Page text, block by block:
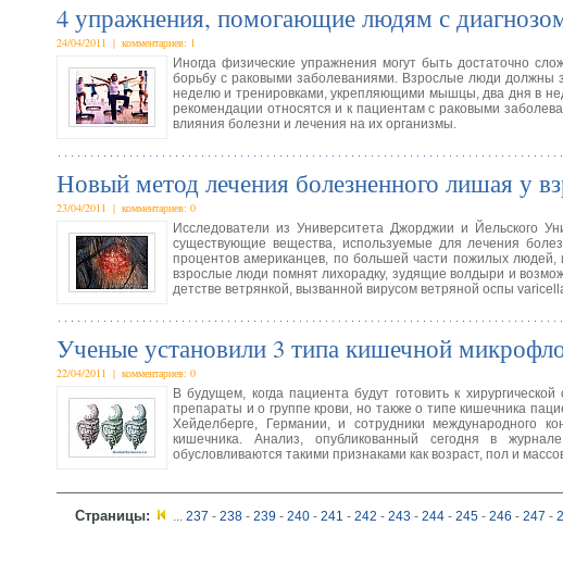
4 упражнения, помогающие людям с
24/04/2011 | комментариев: 1
Иногда физические упражнения могут быть достаточно
борьбу с раковыми заболеваниями. Взрослые люди должны
неделю и тренировками, укрепляющими мышцы, два дня в
рекомендации относятся и к пациентам с раковыми
влияния болезни и лечения на их организмы.
Новый метод лечения болезненного лишая у
23/04/2011 | комментариев: 0
Исследователи из Университета Джорджии и Йельского
существующие вещества, используемые для лечения
процентов американцев, по большей части пожилых людей,
взрослые люди помнят лихорадку, зудящие волдыри и
детстве ветрянкой, вызванной вирусом ветряной оспы
Ученые установили 3 типа кишечной
22/04/2011 | комментариев: 0
В будущем, когда пациента будут готовить к
препараты и о группе крови, но также о типе кишечника
Хейделберге, Германии, и сотрудники международного
кишечника. Анализ, опубликованный сегодня в
обусловливаются такими признаками как возраст, пол и
Страницы: ... 237 - 238 - 239 - 240 - 241 - 242 - 243 - 244 - 245 - 246 - 247 -